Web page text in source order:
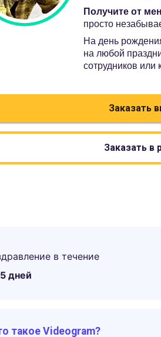
Получите от
просто
На день
на любой
сотрудников или
Заказать
Заказать в
в течение
5 дней
такое Videogram?